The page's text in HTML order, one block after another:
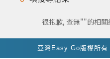
很抱歉, 查無""的相
亞灣Easy Go版權所